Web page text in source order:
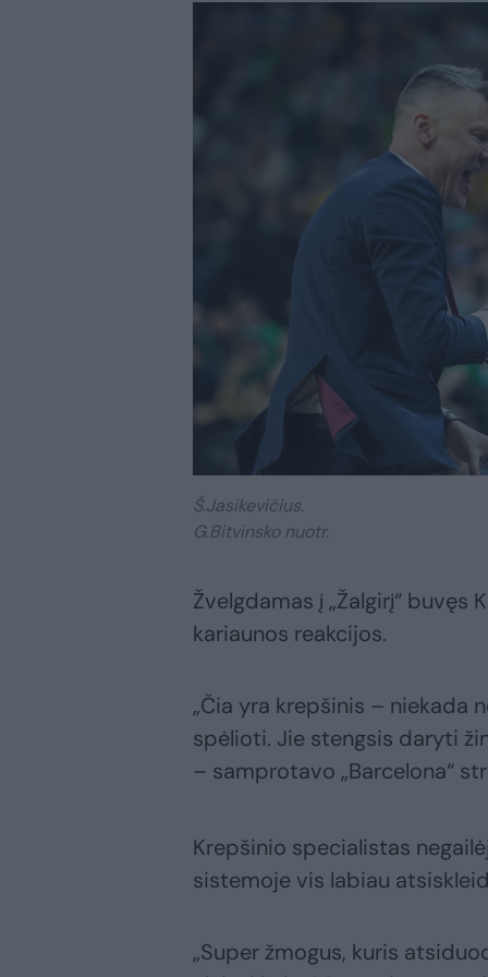
Š.Jasikevičius.
G.Bitvinsko nuotr.
Žvelgdamas į „Žalgirį“ buvęs
kariaunos reakcijos.
„Čia yra krepšinis – niekada
spėlioti. Jie stengsis daryti
– samprotavo „Barcelona“
Krepšinio specialistas
sistemoje vis labiau
„Super žmogus, kuris